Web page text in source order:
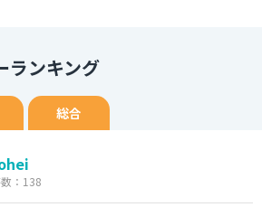
ランキング
総合
：138